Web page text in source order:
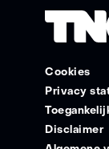
Cookies
Privacy
Disclaimer